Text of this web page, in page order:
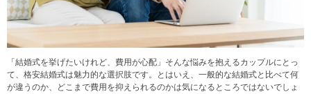
「結婚式を挙げたいけれど、費用が心配」そんな悩みを抱えるカップルにとっ
て、格安結婚式は魅力的な選択肢です。とはいえ、一般的な結婚式と比べて何
が違うのか、どこまで費用を抑えられるのかは気になるところではないでしょ